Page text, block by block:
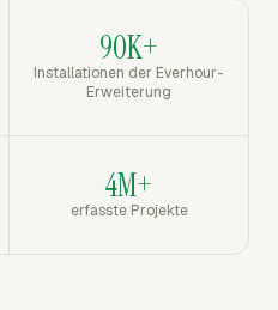
90K+
Installationen der Everhour-
Erweiterung
4M+
erfasste Projekte